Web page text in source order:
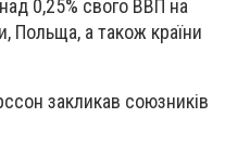
0,25% свого ВВП на
Польща, а також країни
закликав союзників